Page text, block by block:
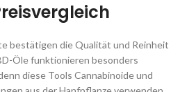
bestätigen die Qualität und Reinheit
Öle funktionieren besonders
diese Tools Cannabinoide und